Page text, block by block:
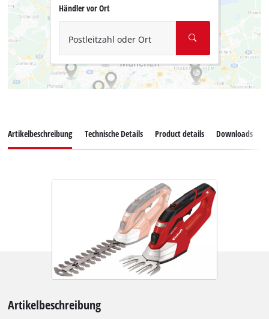
Händler vor Ort
Postleitzahl oder Ort
Artikelbeschreibung Technische Details Product details Downloads
Artikelbeschreibung